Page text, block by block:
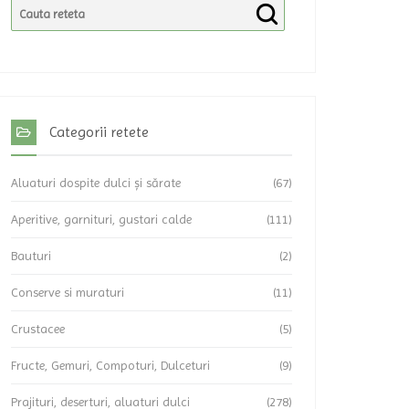
Categorii retete
Aluaturi dospite dulci și sărate (67)
Aperitive, garnituri, gustari calde (111)
Bauturi (2)
Conserve si muraturi (11)
Crustacee (5)
Fructe, Gemuri, Compoturi, Dulceturi (9)
Prajituri, deserturi, aluaturi dulci (278)